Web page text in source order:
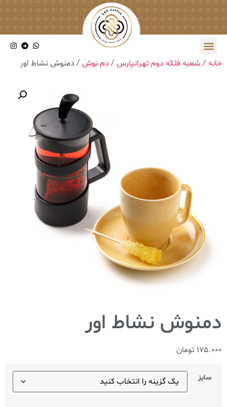
خانه / شعبه فلکه دوم تهرانپارس / دم نوش / دمنوش نشاط اور
دمنوش نشاط اور
175.000 تومان
سایز